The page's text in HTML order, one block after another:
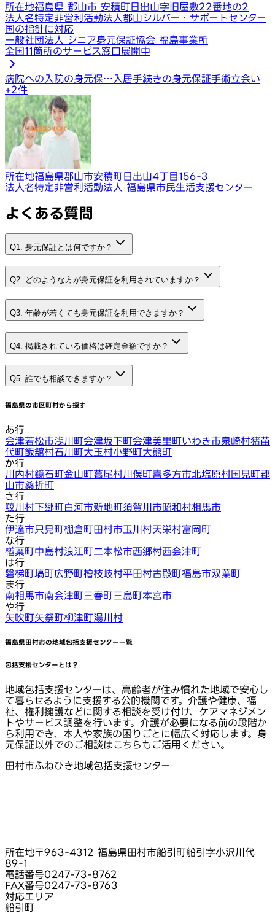
所在地福島県 郡山市 安積町日出山字旧屋敷22番地の2
法人名特定非営利活動法人郡山シルバー・サポートセンター
国の指針に対応
一般社団法人 シニア身元保証協会 福島事業所
全国11箇所のサービス窓口展開中
病院への入院の身元保… 入居手続きの身元保証手術立会い
+2件
所在地福島県郡山市安積町日出山4丁目156-3
法人名特定非営利活動法人 福島県市民生活支援センター
よくある質問
Q1. 身元保証とは何ですか？
Q2. どのような方が身元保証を利用されていますか？
Q3. 年齢が若くても身元保証を利用できますか？
Q4. 掲載されている価格は確定金額ですか？
Q5. 誰でも相談できますか？
福島県の市区町村から探す
あ行
会津若松市浅川町会津坂下町会津美里町いわき市泉崎村猪苗
代町飯舘村石川町大玉村小野町大熊町
か行
川内村鏡石町金山町葛尾村川俣町喜多方市北塩原村国見町郡
山市桑折町
さ行
鮫川村下郷町白河市新地町須賀川市昭和村相馬市
た行
伊達市只見町棚倉町田村市玉川村天栄村富岡町
な行
楢葉町中島村浪江町二本松市西郷村西会津町
は行
磐梯町塙町広野町檜枝岐村平田村古殿町福島市双葉町
ま行
南相馬市南会津町三春町三島町本宮市
や行
矢吹町矢祭町柳津町湯川村
福島県田村市の地域包括支援センター一覧
包括支援センターとは？
地域包括支援センターは、高齢者が住み慣れた地域で安心し
て暮らせるように支援する公的機関です。介護や健康、福
祉、権利擁護などに関する相談を受け付け、ケアマネジメン
トやサービス調整を行います。介護が必要になる前の段階か
ら利用でき、本人や家族の困りごとに幅広く対応します。身
元保証以外でのご相談はこちらもご活用ください。
田村市ふねひき地域包括支援センター
所在地〒963-4312 福島県田村市船引町船引字小沢川代
89‑1
電話番号0247-73-8762
FAX番号0247-73-8763
対応エリア
船引町